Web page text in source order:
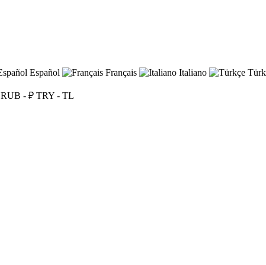
Español Français Italiano
RUB - ₽ TRY - TL